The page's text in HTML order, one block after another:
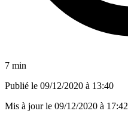
7 min
Publié le 09/12/2020 à 13:40
Mis à jour le 09/12/2020 à 17:42